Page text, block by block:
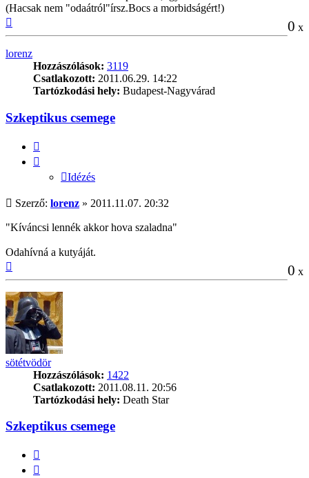
(Hacsak nem "odaátról"írsz.Bocs a morbidságért!)
0 x
lorenz
Hozzászólások: 3119
Csatlakozott: 2011.06.29. 14:22
Tartózkodási hely: Budapest-Nagyvárad
Szkeptikus csemege
Idézés
Hozzászólás
Szerző: lorenz » 2011.11.07. 20:32
"Kíváncsi lennék akkor hova szaladna"
Odahívná a kutyáját.
0 x
sötétvödör
Hozzászólások: 1422
Csatlakozott: 2011.08.11. 20:56
Tartózkodási hely: Death Star
Szkeptikus csemege